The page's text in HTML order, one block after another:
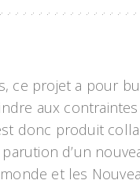
ce projet a pour
aux
donc produit
d’un
et les